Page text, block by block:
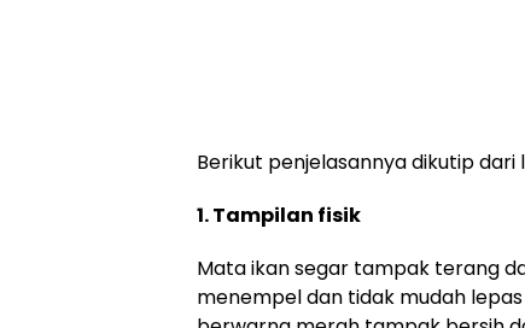
Berikut penjelasannya dikutip dari
1. Tampilan fisik
Mata ikan segar tampak terang
menempel dan tidak mudah